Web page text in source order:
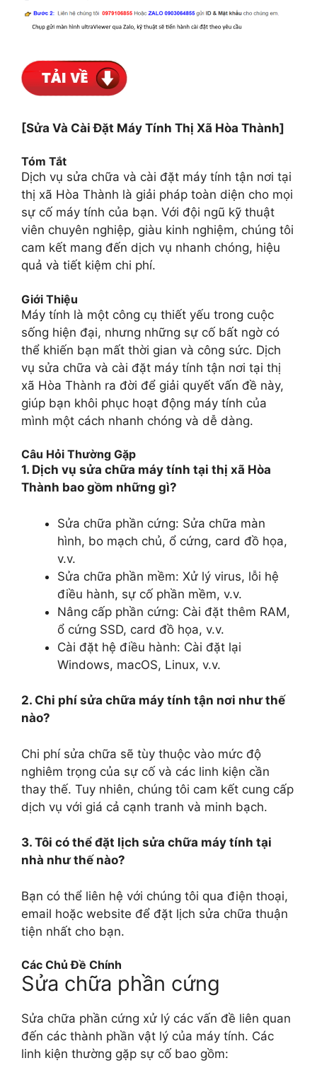
[Sửa Và Cài Đặt Máy Tính Thị Xã Hòa Thành]
Tóm Tắt
Dịch vụ sửa chữa và cài đặt máy tính tận nơi tại
thị xã Hòa Thành là giải pháp toàn diện cho mọi
sự cố máy tính của bạn. Với đội ngũ kỹ thuật
viên chuyên nghiệp, giàu kinh nghiệm, chúng tôi
cam kết mang đến dịch vụ nhanh chóng, hiệu
quả và tiết kiệm chi phí.
Giới Thiệu
Máy tính là một công cụ thiết yếu trong cuộc
sống hiện đại, nhưng những sự cố bất ngờ có
thể khiến bạn mất thời gian và công sức. Dịch
vụ sửa chữa và cài đặt máy tính tận nơi tại thị
xã Hòa Thành ra đời để giải quyết vấn đề này,
giúp bạn khôi phục hoạt động máy tính của
mình một cách nhanh chóng và dễ dàng.
Câu Hỏi Thường Gặp
1. Dịch vụ sửa chữa máy tính tại thị xã Hòa
Thành bao gồm những gì?
Sửa chữa phần cứng: Sửa chữa màn
hình, bo mạch chủ, ổ cứng, card đồ họa,
v.v.
Sửa chữa phần mềm: Xử lý virus, lỗi hệ
điều hành, sự cố phần mềm, v.v.
Nâng cấp phần cứng: Cài đặt thêm RAM,
ổ cứng SSD, card đồ họa, v.v.
Cài đặt hệ điều hành: Cài đặt lại
Windows, macOS, Linux, v.v.
2. Chi phí sửa chữa máy tính tận nơi như thế
nào?
Chi phí sửa chữa sẽ tùy thuộc vào mức độ
nghiêm trọng của sự cố và các linh kiện cần
thay thế. Tuy nhiên, chúng tôi cam kết cung cấp
dịch vụ với giá cả cạnh tranh và minh bạch.
3. Tôi có thể đặt lịch sửa chữa máy tính tại
nhà như thế nào?
Bạn có thể liên hệ với chúng tôi qua điện thoại,
email hoặc website để đặt lịch sửa chữa thuận
tiện nhất cho bạn.
Các Chủ Đề Chính
Sửa chữa phần cứng
Sửa chữa phần cứng xử lý các vấn đề liên quan
đến các thành phần vật lý của máy tính. Các
linh kiện thường gặp sự cố bao gồm: